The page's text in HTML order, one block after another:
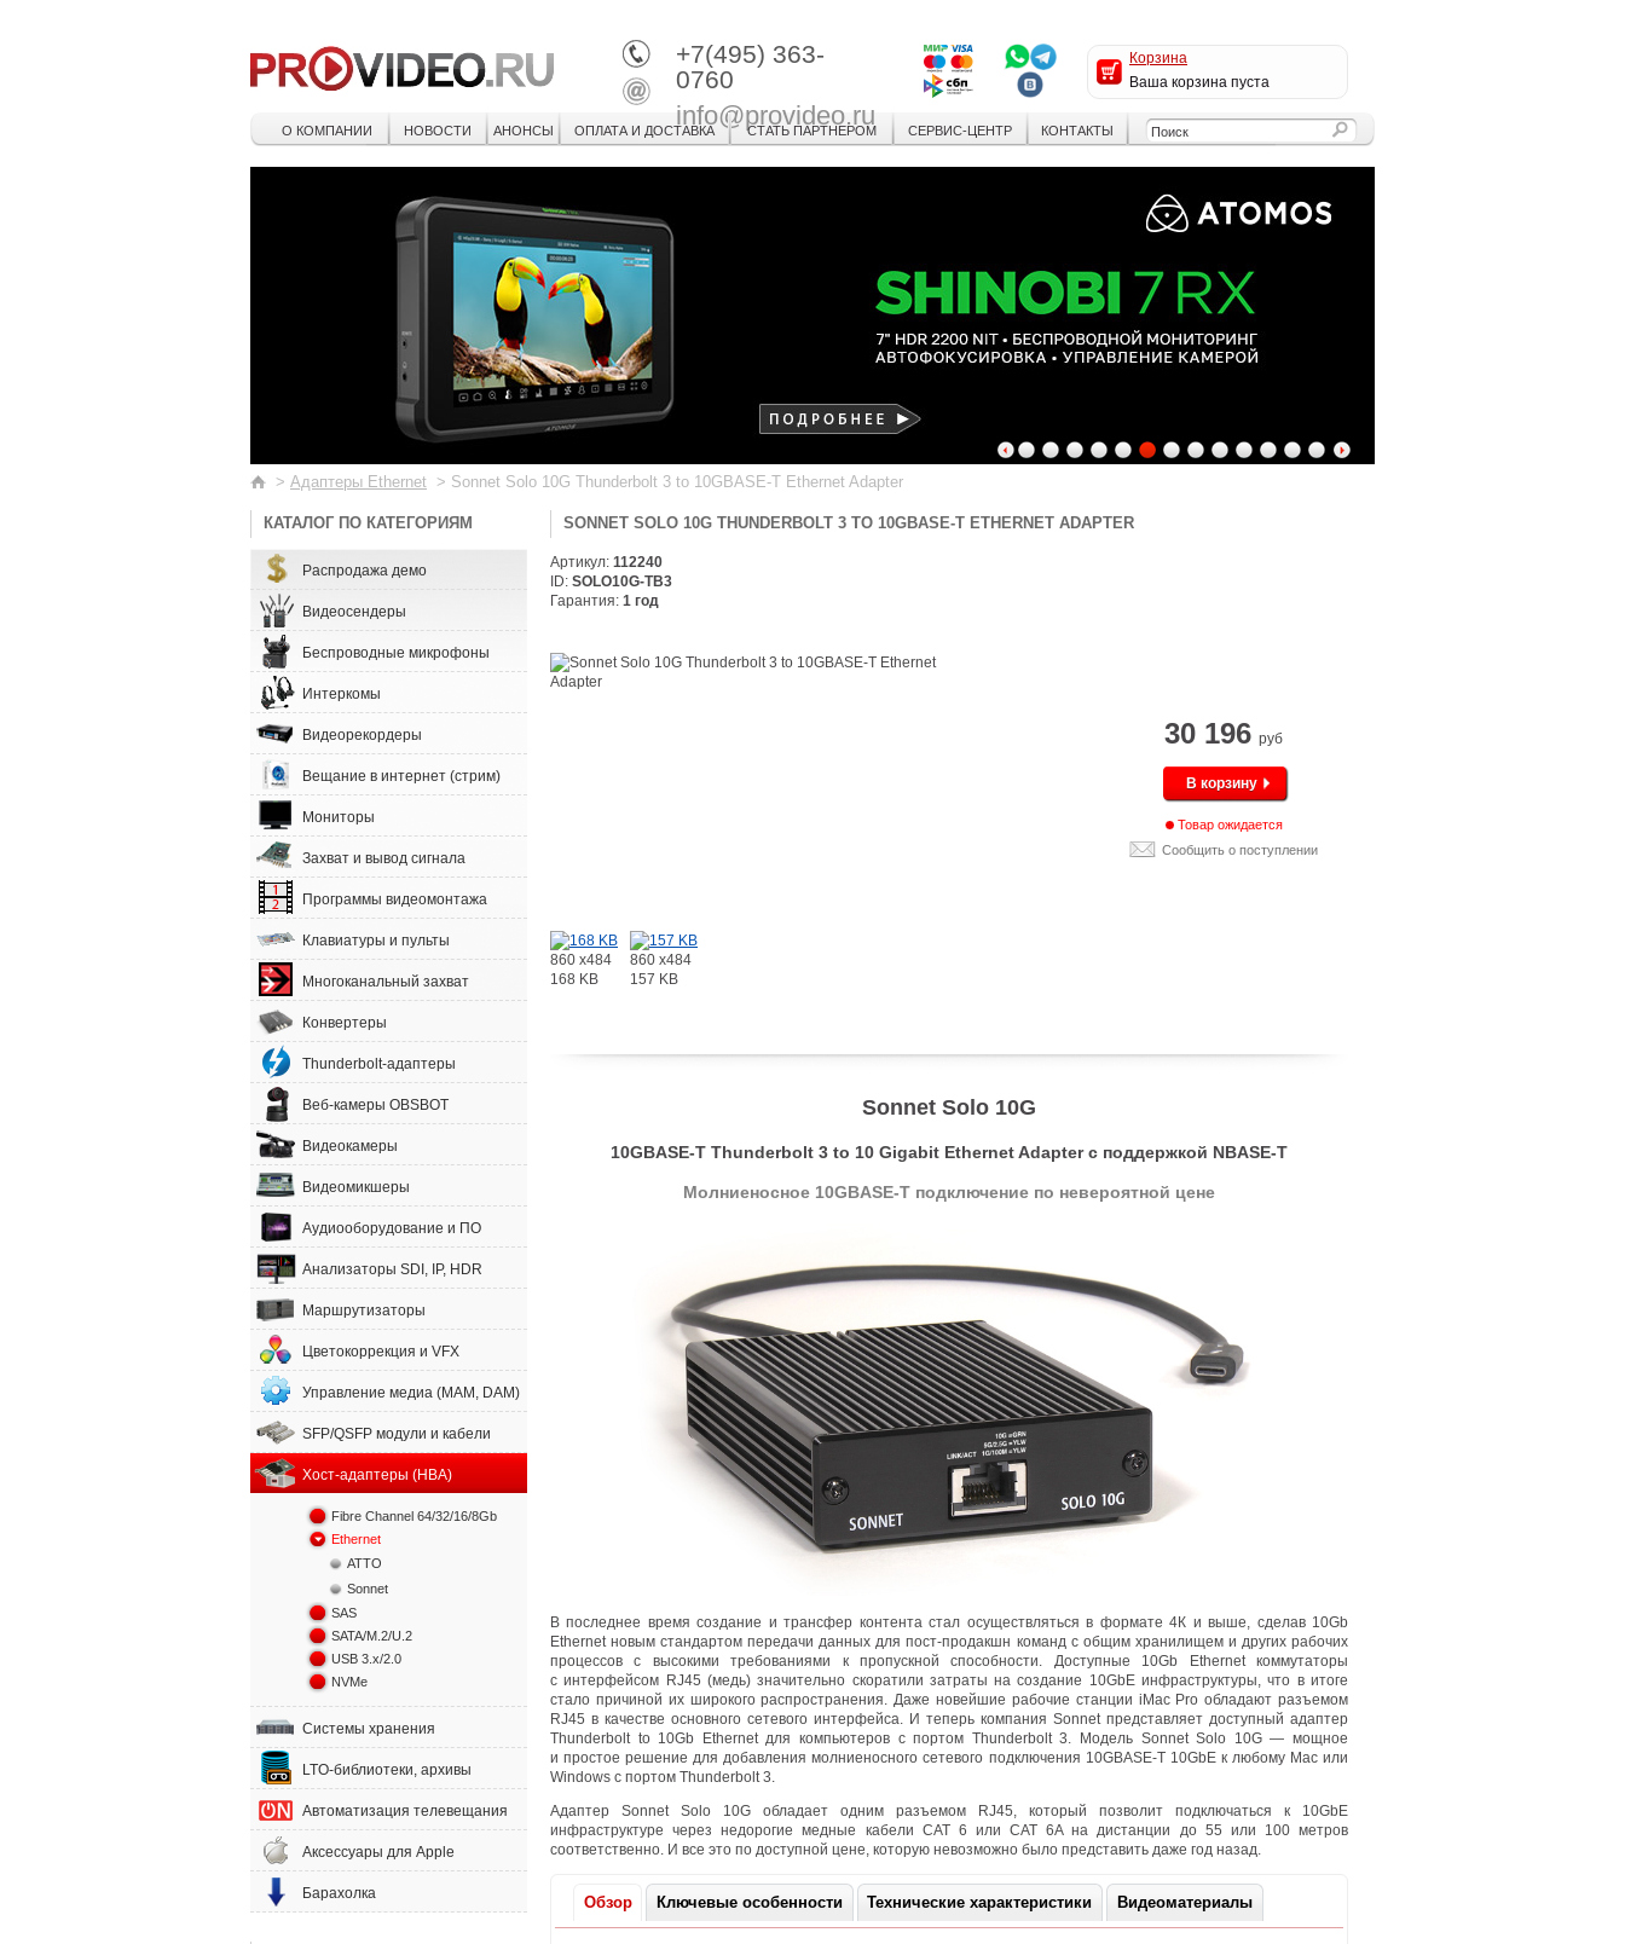
+7(495) 363-
0760
info@provideo.ru
Корзина
Ваша корзина пуста
О КОМПАНИИ НОВОСТИ АНОНСЫ ОПЛАТА И ДОСТАВКА СТАТЬ ПАРТНЕРОМ СЕРВИС-ЦЕНТР КОНТАКТЫ
1 2 3 4 5 6 7 8 9 10111213
> Адаптеры Ethernet > Sonnet Solo 10G Thunderbolt 3 to 10GBASE-T Ethernet Adapter
КАТАЛОГ ПО КАТЕГОРИЯМ
Распродажа демо
Видеосендеры
Беспроводные микрофоны
Интеркомы
Видеорекордеры
Вещание в интернет (стрим)
Мониторы
Захват и вывод сигнала
Программы видеомонтажа
Клавиатуры и пульты
Многоканальный захват
Конвертеры
Thunderbolt-адаптеры
Веб-камеры OBSBOT
Видеокамеры
Видеомикшеры
Аудиооборудование и ПО
Анализаторы SDI, IP, HDR
Маршрутизаторы
Цветокоррекция и VFX
Управление медиа (MAM, DAM)
SFP/QSFP модули и кабели
Хост-адаптеры (HBA)
Fibre Channel 64/32/16/8Gb
Ethernet
ATTO
Sonnet
SAS
SATA/M.2/U.2
USB 3.x/2.0
NVMe
Системы хранения
LTO-библиотеки, архивы
Автоматизация телевещания
Аксессуары для Apple
Барахолка
SONNET SOLO 10G THUNDERBOLT 3 TO 10GBASE-T ETHERNET ADAPTER
Артикул: 112240
ID: SOLO10G-TB3
Гарантия: 1 год
30 196 руб
В корзину
Товар ожидается
Сообщить о поступлении
860 x484
168 KB
860 x484
157 KB
Sonnet Solo 10G
10GBASE-T Thunderbolt 3 to 10 Gigabit Ethernet Adapter с поддержкой NBASE-T
Молниеносное 10GBASE-T подключение по невероятной цене
В последнее время создание и трансфер контента стал осуществляться в формате 4К и выше, сделав 10Gb
Ethernet новым стандартом передачи данных дляпост-продакшн команд с общим хранилищем и других рабочих
процессов с высокими требованиями к пропускной способности. Доступные 10Gb Ethernet коммутаторы
с интерфейсом RJ45 (медь) значительно скоратили затраты на создание 10GbE инфраструктуры, что в итоге
стало причиной их широкого распространения. Даже новейшие рабочие станции iMac Pro обладают разъемом
RJ45 в качестве основного сетевого интерфейса. И теперь компания Sonnet представляет доступный адаптер
Thunderbolt to 10Gb Ethernet для компьютеров с портом Thunderbolt 3. Модель Sonnet Solo 10G — мощное
и простое решение для добавления молниеносного сетевого подключения 10GBASE-T 10GbE к любому Mac или
Windows с портом Thunderbolt 3.
Адаптер Sonnet Solo 10G обладает одним разъемом RJ45,
который позволит подключаться к 10GbE
инфраструктуре через недорогие медные кабели CAT 6 или CAT 6A на дистанции до 55 или 100 метров
соответственно. И все это по доступной цене, которую невозможно было представить даже год назад.
Обзор Ключевые особенности Технические характеристики Видеоматериалы